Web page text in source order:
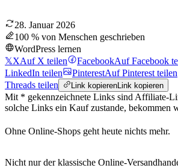
28. Januar 2026
100 % von Menschen geschrieben
WordPress lernen
𝕏XAuf X teilen FacebookAuf Facebook
LinkedIn teilen
PinterestAuf Pinterest teilen
Threads teilen
Link kopieren Link kopieren
Mit * gekennzeichnete Links sind Affiliate-
solche Links ein Kauf zustande, bekommen
Ohne Online-Shops geht heute nichts mehr.
Nicht nur der klassische Online-